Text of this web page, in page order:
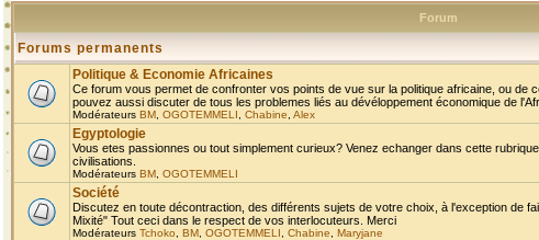
Forum
Forums permanents
Politique & Economie Africaines
Ce forum vous permet de confronter vos points de vue sur la politique africaine, ou de
pouvez aussi discuter de tous les problemes liés au dévéloppement économique de
Modérateurs BM OGOTEMMELI Chabine Alex
Egyptologie
Vous etes passionnes ou tout simplement curieux? Venez echanger dans cette
civilisations.
Modérateurs BM OGOTEMMELI
Société
Discutez en toute décontraction, des différents sujets de votre choix, à l'exception de
Mixité" Tout ceci dans le respect de vos interlocuteurs. Merci
Modérateurs Tchoko BM OGOTEMMELI Chabine Maryjane